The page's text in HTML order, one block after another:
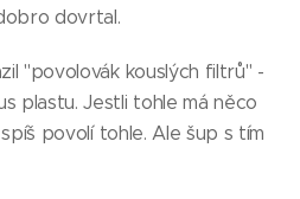
dovrtal.
"povolovák kouslých filtrů" -
plastu. Jestli tohle má něco
povolí tohle. Ale šup s tím